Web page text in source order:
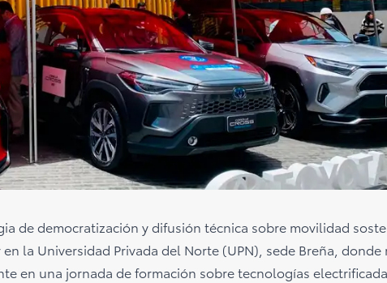
de democratización y difusión técnica sobre movilidad
la Universidad Privada del Norte (UPN), sede Breña, donde
en una jornada de formación sobre tecnologías